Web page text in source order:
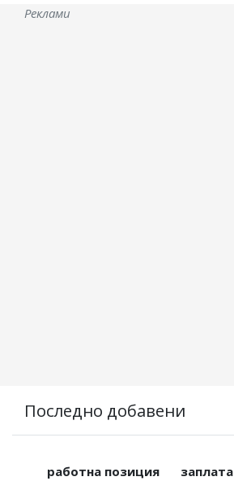
Реклами
Последно добавени
работна позиция заплата